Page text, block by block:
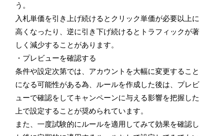
う。
入札単価を引き上げ続けるとクリック単価が必要以上に
高くなったり、逆に引き下げ続けるとトラフィックが著
しく減少することがあります。
・プレビューを確認する
条件や設定次第では、アカウントを大幅に変更すること
になる可能性がある為、ルールを作成した後は、プレビ
ューで確認をしてキャンペーンに与える影響を把握した
上で設定することが奨められています。
また、一度試験的にルールを適用してみて効果を確認し